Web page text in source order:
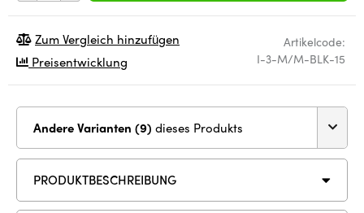
Artikelcode:
I-3-M/M-BLK-15
Zum Vergleich hinzufügen
Preisentwicklung
Andere Varianten (9) dieses Produkts
PRODUKTBESCHREIBUNG